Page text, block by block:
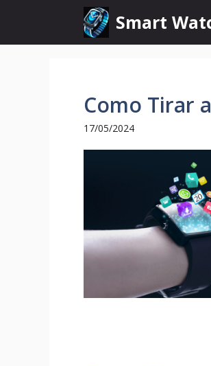
o
Smart
Como Tirar
17/05/2024